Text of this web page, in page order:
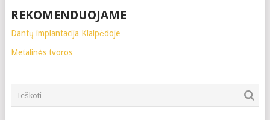
REKOMENDUOJAME
Dantų implantacija Klaipėdoje
Metalinės tvoros